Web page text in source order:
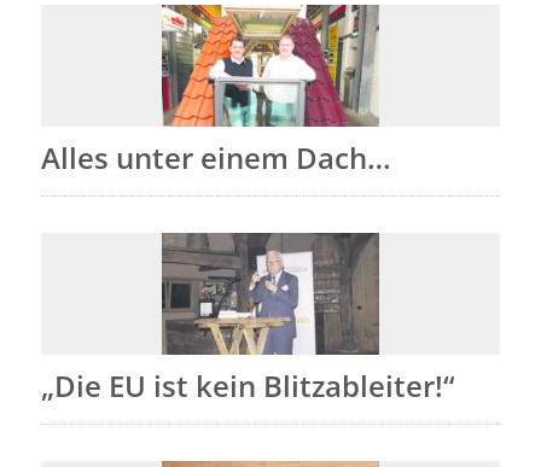
Alles unter einem Dach…
„Die EU ist kein Blitzableiter!“